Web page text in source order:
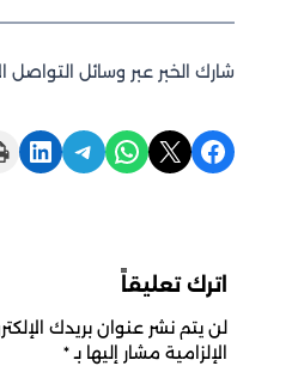
شارك الخبر عبر وسائل التواصل
Share on Facebook
Share on X
Share on WhatsApp
Share on Telegram
Share on LinkedIn
Page
اترك تعليقاً
لن يتم نشر عنوان بريدك
الإلزامية مشار إليها بـ*